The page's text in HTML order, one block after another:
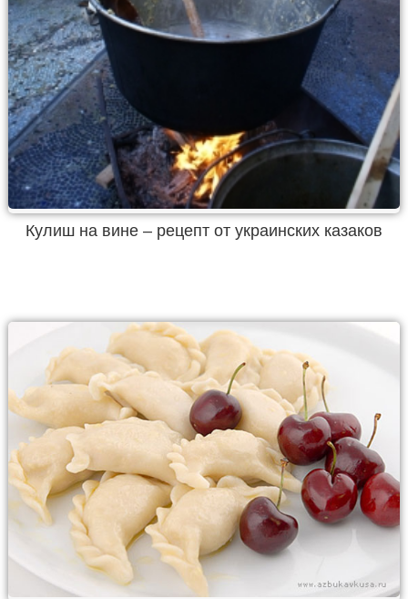
Кулиш на вине – рецепт от украинских казаков